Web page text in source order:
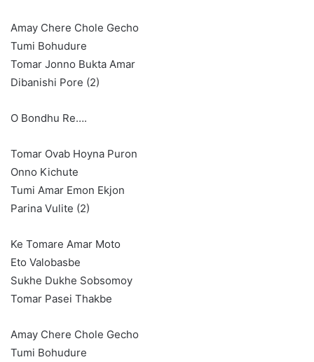
Amay Chere Chole Gecho
Tumi Bohudure
Tomar Jonno Bukta Amar
Dibanishi Pore (2)
O Bondhu Re….
Tomar Ovab Hoyna Puron
Onno Kichute
Tumi Amar Emon Ekjon
Parina Vulite (2)
Ke Tomare Amar Moto
Eto Valobasbe
Sukhe Dukhe Sobsomoy
Tomar Pasei Thakbe
Amay Chere Chole Gecho
Tumi Bohudure